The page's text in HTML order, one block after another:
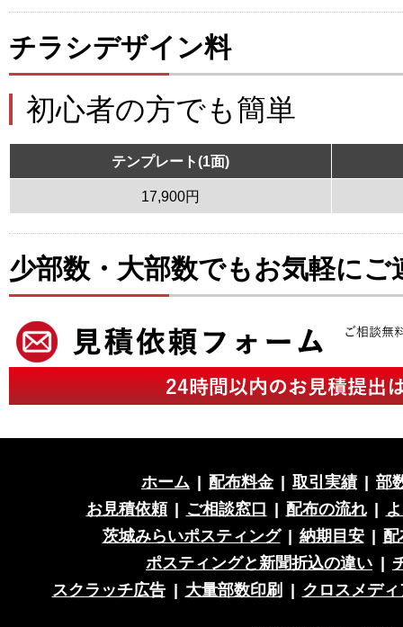
チラシデザイン料
初心者の方でも簡単
テンプレート(1面)
17,900円
少部数・大部数でもお気軽にご
ホーム 配布料金 取引実績
部
お見積依頼
ご相談窓口 配布の流れ
茨城みらいポスティング
納期目安
ポスティングと新聞折込の違い
スクラッチ広告
大量部数印刷 クロスメディ